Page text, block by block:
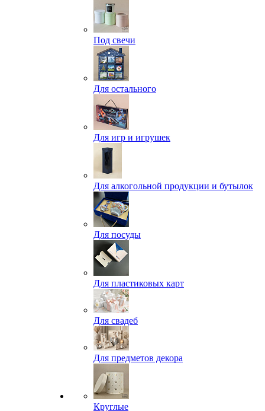
Под свечи
Для остального
Для игр и игрушек
Для алкогольной продукции и бутылок
Для посуды
Для пластиковых карт
Для свадеб
Для предметов декора
Круглые